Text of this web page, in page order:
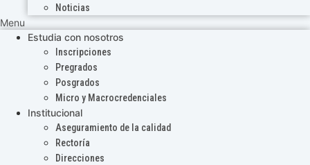
Noticias
Menu
Estudia con nosotros
Inscripciones
Pregrados
Posgrados
Micro y Macrocredenciales
Institucional
Aseguramiento de la calidad
Rectoría
Direcciones